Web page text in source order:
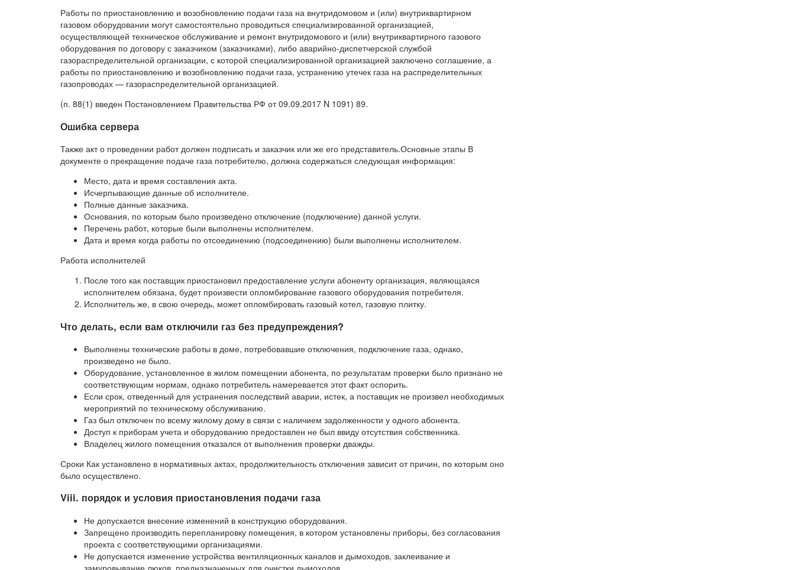
Работы по приостановлению и возобновлению подачи газа на внутридомовом и (или) внутриквартирном
газовом оборудовании могут самостоятельно проводиться специализированной организацией,
осуществляющей техническое обслуживание и ремонт внутридомового и (или) внутриквартирного газового
оборудования по договору с заказчиком (заказчиками), либо аварийно-диспетчерской службой
газораспределительной организации, с которой специализированной организацией заключено соглашение, а
работы по приостановлению и возобновлению подачи газа, устранению утечек газа на распределительных
газопроводах — газораспределительной организацией.
(п. 88(1) введен Постановлением Правительства РФ от 09.09.2017 N 1091) 89.
Ошибка сервера
Также акт о проведении работ должен подписать и заказчик или же его представитель.Основные этапы В
документе о прекращение подаче газа потребителю, должна содержаться следующая информация:
Место, дата и время составления акта.
Исчерпывающие данные об исполнителе.
Полные данные заказчика.
Основания, по которым было произведено отключение (подключение) данной услуги.
Перечень работ, которые были выполнены исполнителем.
Дата и время когда работы по отсоединению (подсоединению) были выполнены исполнителем.
Работа исполнителей
После того как поставщик приостановил предоставление услуги абоненту организация, являющаяся
исполнителем обязана, будет произвести опломбирование газового оборудования потребителя.
Исполнитель же, в свою очередь, может опломбировать газовый котел, газовую плитку.
Что делать, если вам отключили газ без предупреждения?
Выполнены технические работы в доме, потребовавшие отключения, подключение газа, однако,
произведено не было.
Оборудование, установленное в жилом помещении абонента, по результатам проверки было признано не
соответствующим нормам, однако потребитель намеревается этот факт оспорить.
Если срок, отведенный для устранения последствий аварии, истек, а поставщик не произвел необходимых
мероприятий по техническому обслуживанию.
Газ был отключен по всему жилому дому в связи с наличием задолженности у одного абонента.
Доступ к приборам учета и оборудованию предоставлен не был ввиду отсутствия собственника.
Владелец жилого помещения отказался от выполнения проверки дважды.
Сроки Как установлено в нормативных актах, продолжительность отключения зависит от причин, по которым оно
было осуществлено.
Viii. порядок и условия приостановления подачи газа
Не допускается внесение изменений в конструкцию оборудования.
Запрещено производить перепланировку помещения, в котором установлены приборы, без согласования
проекта с соответствующими организациями.
Не допускается изменение устройства вентиляционных каналов и дымоходов, заклеивание и
замуровывание люков, предназначенных для очистки дымоходов.